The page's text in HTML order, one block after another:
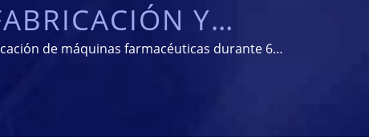
Y
YENCHEN
de máquinas farmacéuticas durante 60